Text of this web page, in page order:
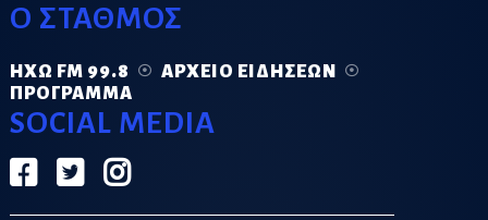
Ο ΣΤΑΘΜΟΣ
ΗΧΏ FM 99.8
ΑΡΧΕΊΟ ΕΙΔΉΣΕΩΝ
ΠΡΌΓΡΑΜΜΑ
SOCIAL MEDIA